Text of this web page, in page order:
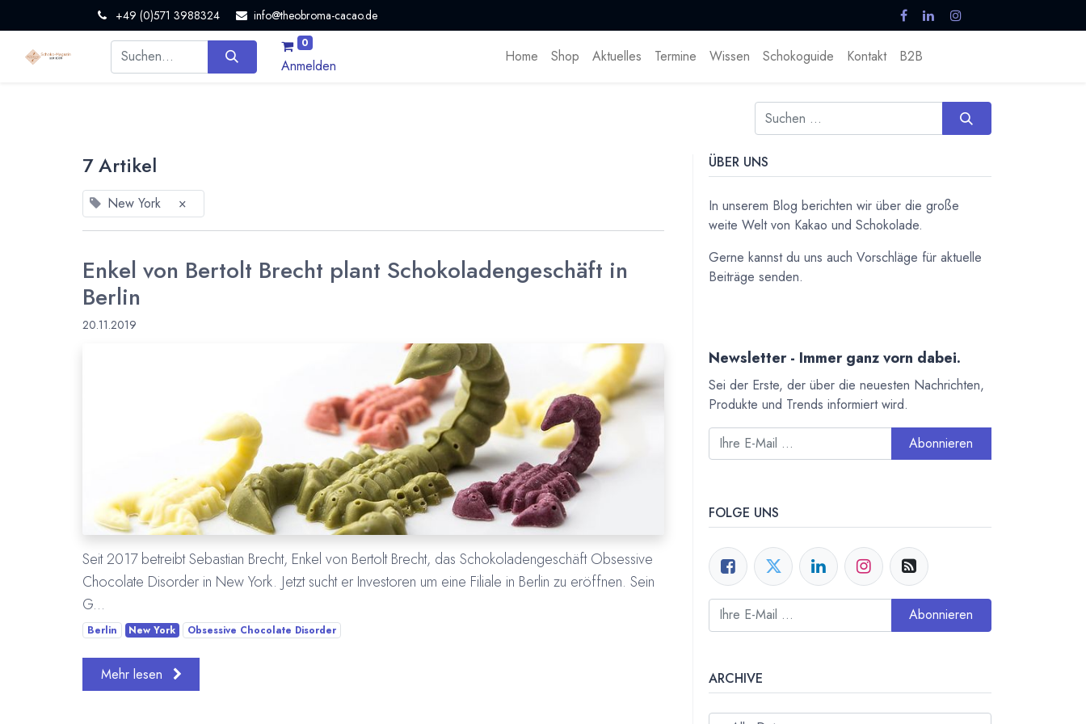
+49 (0)571 3988324 info@theobroma-cacao.de
0
Anmelden
Home Shop Aktuelles Termine Wissen Schokoguide Kontakt B2B
7 Artikel
New York ×
Enkel von Bertolt Brecht plant Schokoladengeschäft in
Berlin
20.11.2019
Seit 2017 betreibt Sebastian Brecht, Enkel von Bertolt Brecht, das Schokoladengeschäft Obsessive
Chocolate Disorder in New York. Jetzt sucht er Investoren um eine Filiale in Berlin zu eröffnen. Sein
G...
Berlin New York Obsessive Chocolate Disorder
Mehr lesen
ÜBER UNS
In unserem Blog berichten wir über die große
weite Welt von Kakao und Schokolade.
Gerne kannst du uns auch Vorschläge für aktuelle
Beiträge senden.
Newsletter - Immer ganz vorn dabei.
Sei der Erste, der über die neuesten Nachrichten,
Produkte und Trends informiert wird.
Abonnieren
FOLGE UNS
Abonnieren
ARCHIVE